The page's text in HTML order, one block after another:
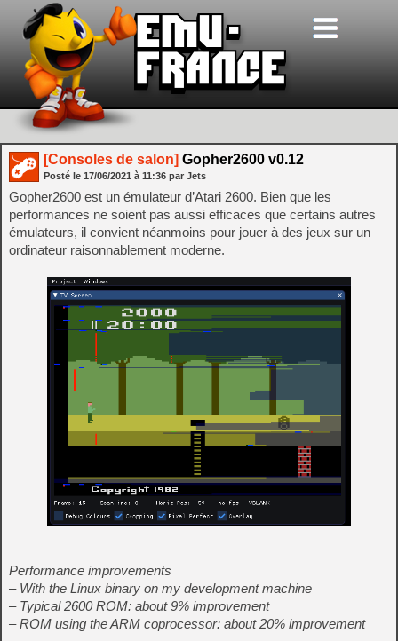
[Consoles de salon] Gopher2600 v0.12
Posté le 17/06/2021 à 11:36 par Jets
Gopher2600 est un émulateur d’Atari 2600. Bien que les
performances ne soient pas aussi efficaces que certains autres
émulateurs, il convient néanmoins pour jouer à des jeux sur un
ordinateur raisonnablement moderne.
Performance improvements
– With the Linux binary on my development machine
– Typical 2600 ROM: about 9% improvement
– ROM using the ARM coprocessor: about 20% improvement